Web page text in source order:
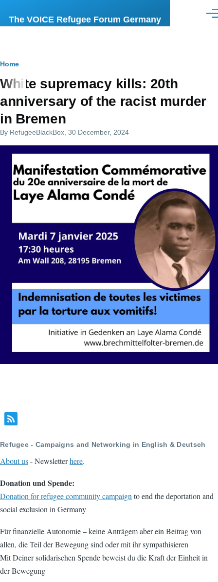
The VOICE Refugee Forum Germany
Breadcrumb
Home
White supremacy kills: 20th
anniversary of the racist murder
in Bremen
By RefugeeBlackBox , 30 December, 2024
Refugee - Campaigns and Networking in English & Deutsch
About us- Newsletterhere.
Donation und Spende:
Donation for refugee community campaign to end the deportation and
social exclusion in Germany
Für finanzielle Autonomie – keine Anträgem aber ein Beitrag von
allen, die Teil der Bewegung sind oder mit ihr sympathisieren
Mit Deiner solidarischen Spende beweist du die Kraft der Einheit in
der Bewegung